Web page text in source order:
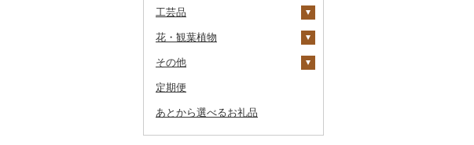
オリーブオイル
ごま油
はちみつ
ドレッシング
その他調味料
ケチャップ
こしょう
カー用品
時計
その他家電
券
その他家具・インテリ
毛布
タオルケット
その他タオル
文房具・印鑑
ボールペン
ノート・ファイル
その他文房具
食器
グラス・カップ
箸
スプーン・フォーク・
キッチン用品
フライパン
鍋
日用品
洗剤
トイレットペーパー
楽器・器材
本・CD・DVD
ゴルフウェア
その他ゴルフ
サイクリング
アウトドア・キャンプ
その他スポーツ
その他スポーツ
洗顔
その他スキンケア
シャンプー・リンス
石鹸・ボディーソープ
入浴剤
アロマ
プロテイン
その他美容
鞄・バッグ
トートバッグ・ショル
ツケース
その他鞄・バッグ
洋服
女性・レディース
子供・ベビー
その他洋服
和服
靴・履物
靴・シューズ
スリッパ・下駄・草履
アクセサリー
ペンダント・ネックレ
その他服飾小物
工芸品
織物
本場奄美大島紬
陶器・漆器
唐津焼
備前焼
その他装飾品・工芸品
数珠
工芸品
花・観葉植物
観葉植物・苗木
花
胡蝶蘭
造花・プリザーブドフ
盆栽・その他
その他
地域サービス
その他
定期便
あとから選べるお礼品